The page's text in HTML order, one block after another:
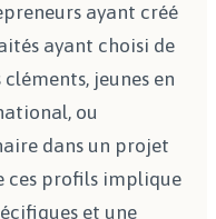
ayant créé
ayant choisi de
jeunes en
ou
dans un projet
ces profils implique
et une